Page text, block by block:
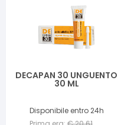
DECAPAN 30 UNGUENTO
30 ML
Disponibile entro 24h